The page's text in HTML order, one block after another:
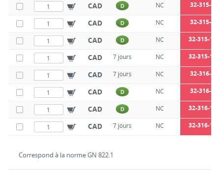
CAD D NC 32-315-8-4
CAD D NC 32-315-8-5
CAD D NC 32-315-10-
CAD 7 jours NC 32-315-10-
CAD 7 jours NC 32-316-8-4
CAD D NC 32-316-8-5
CAD D NC 32-316-10-
CAD 7 jours NC 32-316-10-
Correspond à la norme GN 822.1